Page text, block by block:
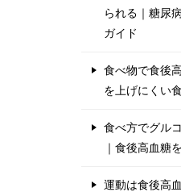
られる｜糖尿
ガイド
食べ物で食後
を上げにくい
食べ方でグル
｜食後高血糖
運動は食後高